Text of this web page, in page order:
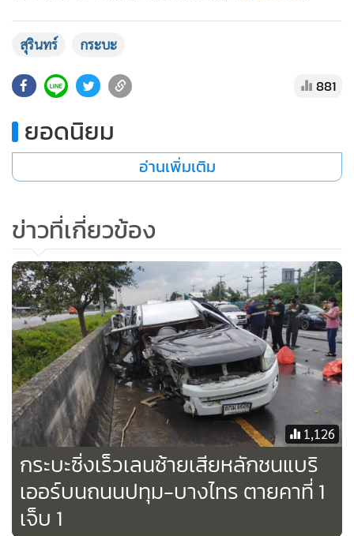
เกม
• วิทยาศาสตร์
SMEs
• หุ้น
• อินโดจีน
•
• Factcheck
• ญี่ปุ่น
• News1
• Gotomanager
สุรินทร์ กระบะ
881
ยอดนิยม
อ่านเพิ่มเติม
ข่าวที่เกี่ยวข้อง
1,126
กระบะซิ่งเร็วเลนซ้ายเสียหลักชนแบริ
เออร์บนถนนปทุม-บางไทร ตายคาที่ 1
เจ็บ 1